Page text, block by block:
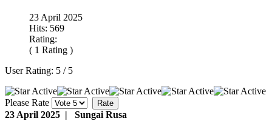
23 April 2025
Hits: 569
Rating:
( 1 Rating )
User Rating: 5 / 5
Please Rate
23 April 2025 | Sungai Rusa